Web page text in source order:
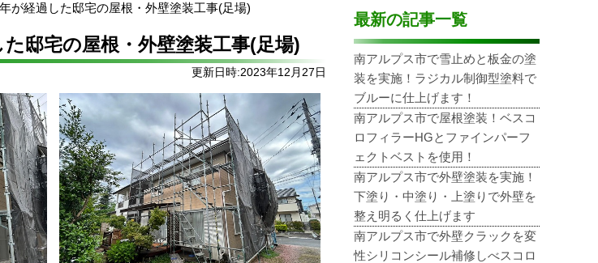
が経過した邸宅の屋根・外壁塗装工事(足場)
邸宅の屋根・外壁塗装工事(足場)
更新日時:2023年12月27日
最新の記事一覧
南アルプス市で雪止めと板金の塗
装を実施！ラジカル制御型塗料で
ブルーに仕上げます！
南アルプス市で屋根塗装！ベスコ
ロフィラーHGとファインパーフ
ェクトベストを使用！
南アルプス市で外壁塗装を実施！
下塗り・中塗り・上塗りで外壁を
整え明るく仕上げます
南アルプス市で外壁クラックを変
性シリコンシール補修しべスコロ